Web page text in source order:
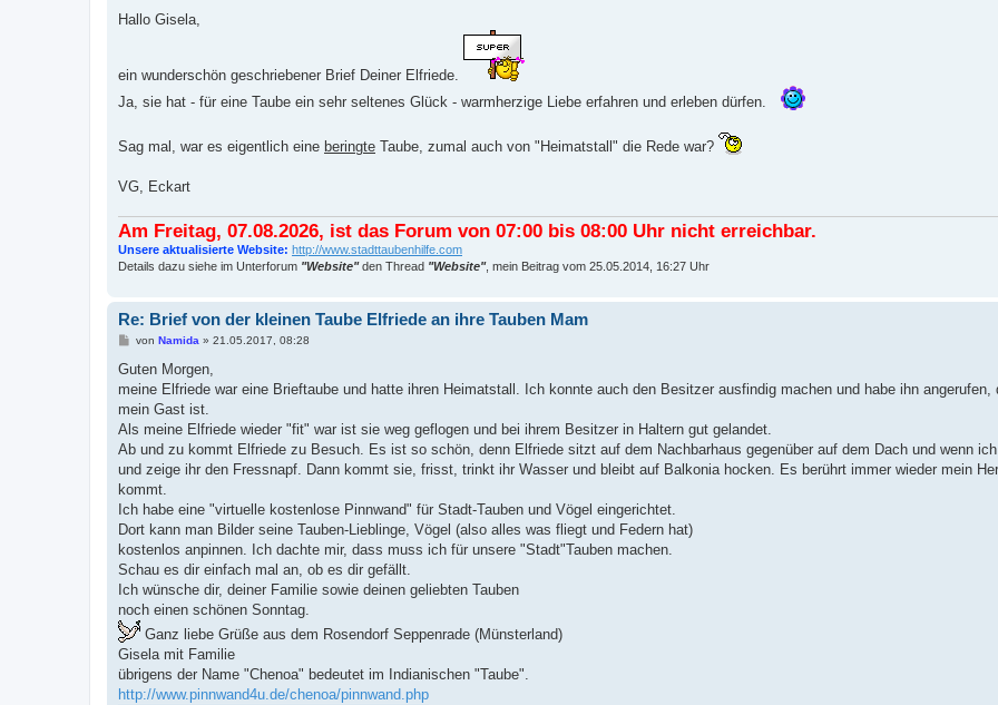
i
Hallo Gisela,
ein wunderschön geschriebener Brief Deiner Elfriede.
Ja, sie hat - für eine Taube ein sehr seltenes Glück - warmherzige Liebe erfahren und erleben dürfen.
Sag mal, war es eigentlich eine beringte Taube, zumal auch von "Heimatstall" die Rede war?
VG, Eckart
Am Freitag, 07.08.2026, ist das Forum von 07:00 bis 08:00 Uhr nicht erreichbar.
Unsere aktualisierte Website: http://www.stadttaubenhilfe.com
Details dazu siehe im Unterforum "Website"den Thread "Website", mein Beitrag vom 25.05.2014, 16:27 Uhr
Re: Brief von der kleinen Taube Elfriede an ihre Tauben Mam
B
i
r
a
von Namida » 21.05.2017, 08:28
Guten Morgen,
meine Elfriede war eine Brieftaube und hatte ihren Heimatstall. Ich konnte auch den Besitzer ausfindig machen und habe ihn
mein Gast ist.
Als meine Elfriede wieder "fit" war ist sie weg geflogen und bei ihrem Besitzer in Haltern gut gelandet.
Ab und zu kommt Elfriede zu Besuch. Es ist so schön, denn Elfriede sitzt auf dem Nachbarhaus gegenüber auf dem Dach und wenn
und zeige ihr den Fressnapf. Dann kommt sie, frisst, trinkt ihr Wasser und bleibt auf Balkonia hocken. Es berührt immer wieder mein
kommt.
Ich habe eine "virtuelle kostenlose Pinnwand" für Stadt-Tauben und Vögel eingerichtet.
Dort kann man Bilder seine Tauben-Lieblinge, Vögel (also alles was fliegt und Federn hat)
kostenlos anpinnen. Ich dachte mir, dass muss ich für unsere "Stadt"Tauben machen.
Schau es dir einfach mal an, ob es dir gefällt.
Ich wünsche dir, deiner Familie sowie deinen geliebten Tauben
noch einen schönen Sonntag.
Ganz liebe Grüße aus dem Rosendorf Seppenrade (Münsterland)
Gisela mit Familie
übrigens der Name "Chenoa" bedeutet im Indianischen "Taube".
http://www.pinnwand4u.de/chenoa/pinnwand.php